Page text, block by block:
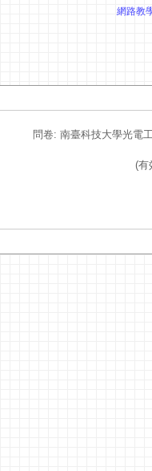
網路教
問卷: 南臺科技大學光電
(有